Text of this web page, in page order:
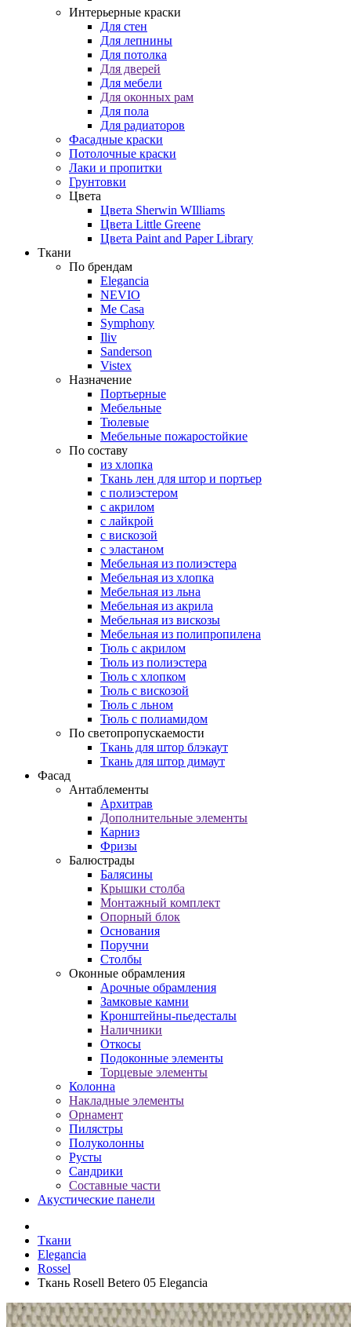
Интерьерные краски
Для стен
Для лепнины
Для потолка
Для дверей
Для мебели
Для оконных рам
Для пола
Для радиаторов
Фасадные краски
Потолочные краски
Лаки и пропитки
Грунтовки
Цвета
Цвета Sherwin WIlliams
Цвета Little Greene
Цвета Paint and Paper Library
Ткани
По брендам
Elegancia
NEVIO
Me Casa
Symphony
Iliv
Sanderson
Vistex
Назначение
Портьерные
Мебельные
Тюлевые
Мебельные пожаростойкие
По составу
из хлопка
Ткань лен для штор и портьер
с полиэстером
с акрилом
с лайкрой
с вискозой
с эластаном
Мебельная из полиэстера
Мебельная из хлопка
Мебельная из льна
Мебельная из акрила
Мебельная из вискозы
Мебельная из полипропилена
Тюль с акрилом
Тюль из полиэстера
Тюль с хлопком
Тюль с вискозой
Тюль с льном
Тюль с полиамидом
По светопропускаемости
Ткань для штор блэкаут
Ткань для штор димаут
Фасад
Антаблементы
Архитрав
Дополнительные элементы
Карниз
Фризы
Балюстрады
Балясины
Крышки столба
Монтажный комплект
Опорный блок
Основания
Поручни
Столбы
Оконные обрамления
Арочные обрамления
Замковые камни
Кронштейны-пьедесталы
Наличники
Откосы
Подоконные элементы
Торцевые элементы
Колонна
Накладные элементы
Орнамент
Пилястры
Полуколонны
Русты
Сандрики
Составные части
Акустические панели
Ткани
Elegancia
Rossel
Ткань Rosell Betero 05 Elegancia